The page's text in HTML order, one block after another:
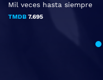
Mil veces hasta siempre
TMDB 7.695